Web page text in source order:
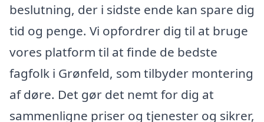
beslutning, der i sidste ende kan spare dig
tid og penge. Vi opfordrer dig til at bruge
vores platform til at finde de bedste
fagfolk i Grønfeld, som tilbyder montering
af døre. Det gør det nemt for dig at
sammenligne priser og tjenester og sikrer,